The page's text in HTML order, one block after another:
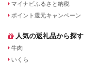
マイナビふるさと納税
ポイント還元キャンペーン
人気の返礼品から探す
牛肉
いくら